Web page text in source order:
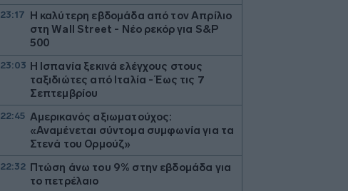
23:17 Η καλύτερη εβδομάδα από τον Απρίλιο
στη Wall Street - Νέο ρεκόρ για S&P
500
23:03 Η Ισπανία ξεκινά ελέγχους στους
ταξιδιώτες από Ιταλία - Έως τις 7
Σεπτεμβρίου
22:45 Αμερικανός αξιωματούχος:
«Αναμένεται σύντομα συμφωνία για τα
Στενά του Ορμούζ»
22:32 Πτώση άνω του 9% στην εβδομάδα για
το πετρέλαιο